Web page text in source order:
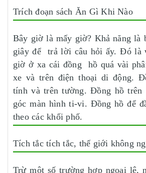
Trích đoạn sách Ăn Gì Khi Nào
Bây giờ là mấy giờ? Khả năng là
giây để trả lời câu hỏi ấy. Đó là
giờ ở xa cái đồng hồ quá vài
xe và trên điện thoại di động.
tính và trên tường. Đồng hồ
góc màn hình ti-vi. Đồng hồ để
theo các khối phố.
Tích tắc tích tắc, thế giới không
Trừ một số trường hợp ngoại lệ,